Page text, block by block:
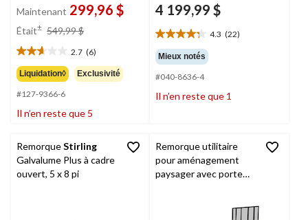
Maintenant 299,96 $
Était± 549,99 $
549,99 $
2.7 (6)
2.7
étoile(s)
sur
5.
6
Liquidation◊ Exclusivité
#127-9366-6
Il n’en reste que 5
4 199,99 $
4.3 (22)
4.3
étoile(s)
sur
5.
22
Mieux notés
#040-8636-4
Il n’en reste que 1
RemorqueStirling
Galvalume Plus à cadre
ouvert, 5 x 8 pi
Remorque utilitaire
pour aménagement
paysager avec porte